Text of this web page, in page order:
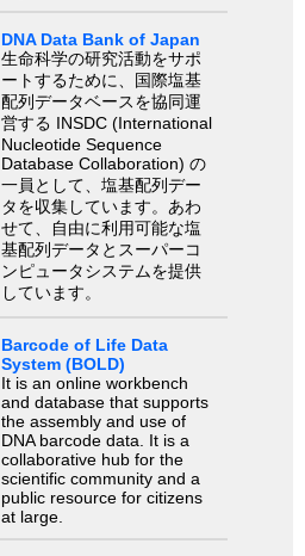
DNA Data Bank of Japan
生命科学の研究活動をサポ
ートするために、国際塩基
配列データベースを協同運
営する INSDC (International
Nucleotide Sequence
Database Collaboration) の
一員として、塩基配列デー
タを収集しています。あわ
せて、自由に利用可能な塩
基配列データとスーパーコ
ンピュータシステムを提供
しています。
Barcode of Life Data
System (BOLD)
It is an online workbench
and database that supports
the assembly and use of
DNA barcode data. It is a
collaborative hub for the
scientific community and a
public resource for citizens
at large.